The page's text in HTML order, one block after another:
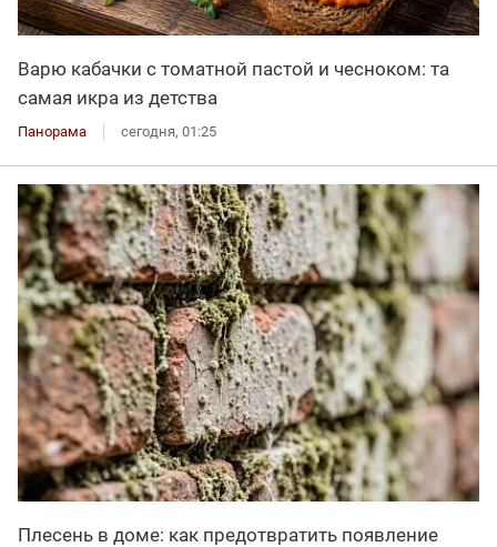
Варю кабачки с томатной пастой и чесноком: та
самая икра из детства
Панорама сегодня, 01:25
Плесень в доме: как предотвратить появление